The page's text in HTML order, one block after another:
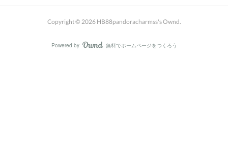
Copyright © 2026 HB88pandoracharmss's Ownd.
Powered by AmebaOwnd
無料でホームページをつくろう